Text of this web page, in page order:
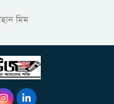
মিম